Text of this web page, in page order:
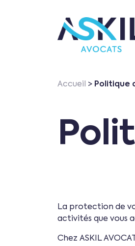
Accueil > Politique
La protection de
activités que vous
Chez ASKIL